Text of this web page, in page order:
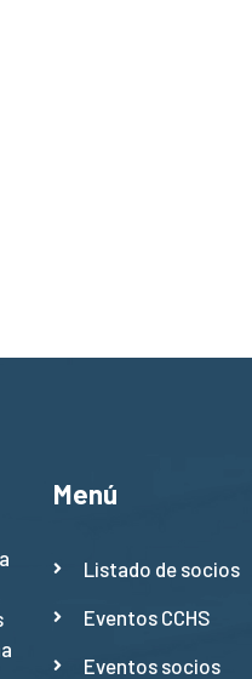
Menú
Listado de socios
Eventos CCHS
Eventos socios